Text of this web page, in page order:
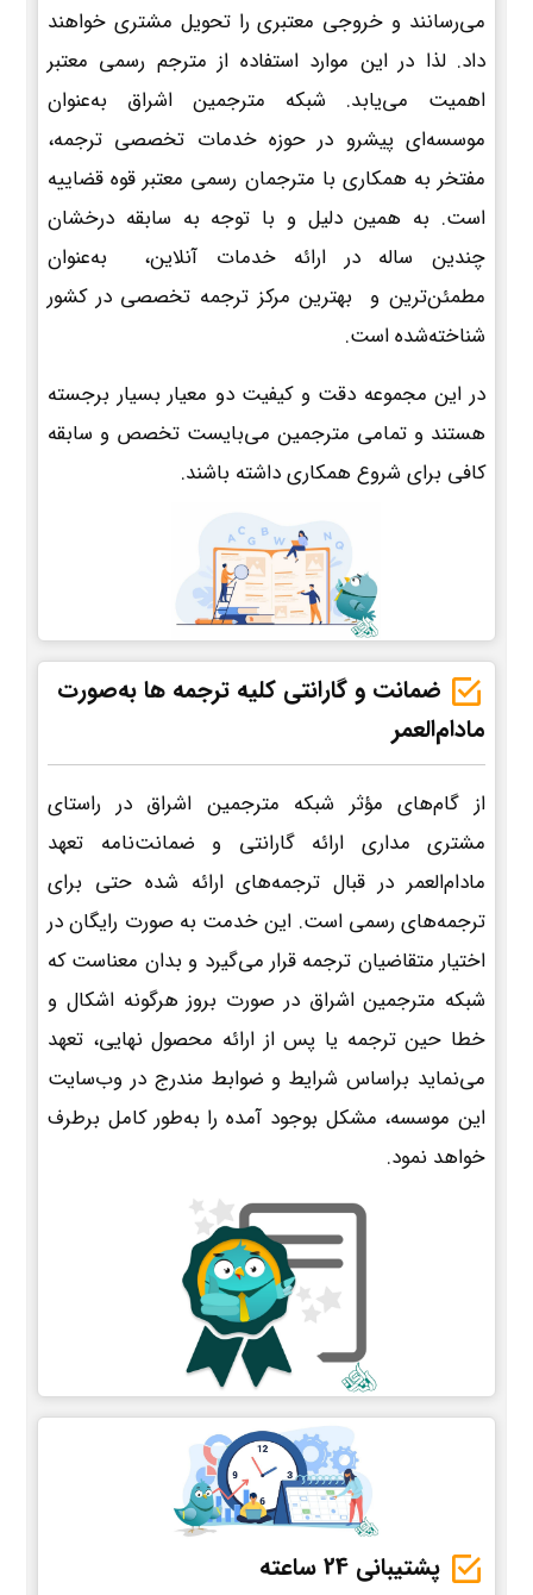
می‌رسانند و خروجی معتبری را تحویل مشتری خواهند
داد. لذا در این موارد استفاده از مترجم رسمی معتبر
اهمیت می‌یابد. شبکه مترجمین اشراق به‌عنوان
موسسه‌ای پیشرو در حوزه خدمات تخصصی ترجمه،
مفتخر به همکاری با مترجمان رسمی معتبر قوه قضاییه
است. به همین دلیل و با توجه به سابقه درخشان
چندین ساله در ارائه خدمات آنلاین، به‌عنوان
مطمئن‌ترین و بهترین مرکز ترجمه تخصصی در کشور
شناخته‌شده است.
در این مجموعه دقت و کیفیت دو معیار بسیار برجسته
هستند و تمامی مترجمین می‌بایست تخصص و سابقه
کافی برای شروع همکاری داشته باشند.
ضمانت و گارانتی کلیه ترجمه ها به‌صورت
مادام‌العمر
از گام‌های مؤثر شبکه مترجمین اشراق در راستای
مشتری مداری ارائه گارانتی و ضمانت‌نامه تعهد
مادام‌العمر در قبال ترجمه‌های ارائه شده حتی برای
ترجمه‌های رسمی است. این خدمت به صورت رایگان در
اختیار متقاضیان ترجمه قرار می‌گیرد و بدان معناست که
شبکه مترجمین اشراق در صورت بروز هرگونه اشکال و
خطا حین ترجمه یا پس از ارائه محصول نهایی، تعهد
می‌نماید براساس شرایط و ضوابط مندرج در وب‌سایت
این موسسه، مشکل بوجود آمده را به‌طور کامل برطرف
خواهد نمود.
پشتیبانی 24 ساعته